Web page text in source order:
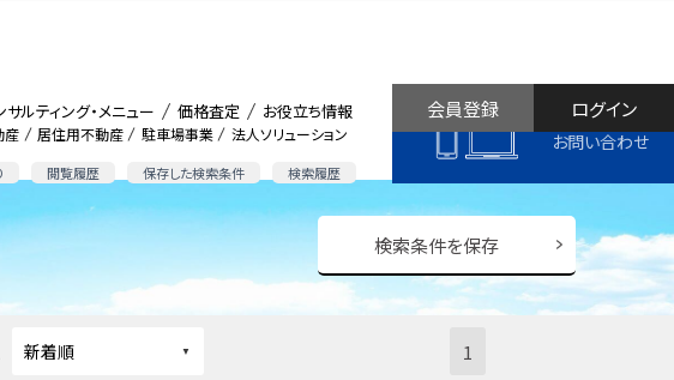
産 居住用不動産 駐車場事業 法人ソリューション
閲覧履歴 保存した検索条件 検索履歴
サルティング・メニュー 価格査定 お役立ち情報
お問い合わせ
ログイン
会員登録
検索条件を保存
1